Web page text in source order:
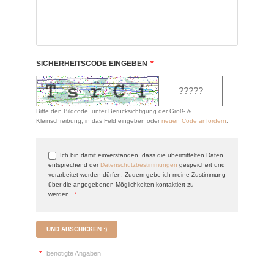
SICHERHEITSCODE EINGEBEN *
Bitte den Bildcode, unter Berücksichtigung der Groß- &
Kleinschreibung, in das Feld eingeben oder neuen Code anfordern
Ich bin damit einverstanden, dass die übermittelten Daten
entsprechend der Datenschutzbestimmungen gespeichert und
verarbeitet werden dürfen. Zudem gebe ich meine Zustimmung
über die angegebenen Möglichkeiten kontaktiert zu
werden.
*
UND ABSCHICKEN :)
* benötigte Angaben